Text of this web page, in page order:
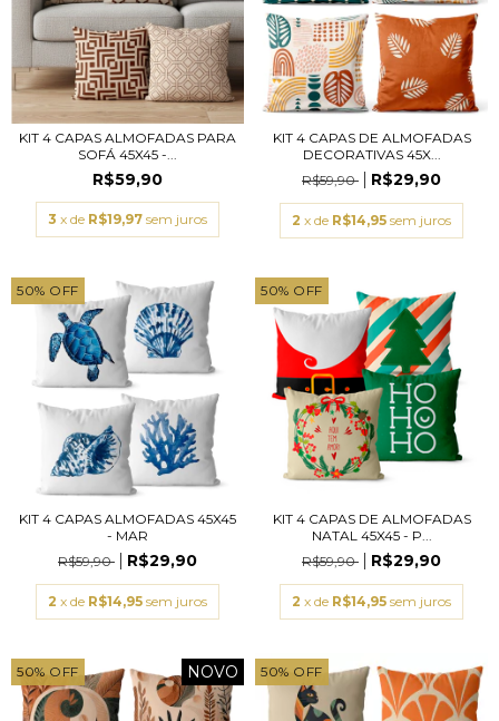
KIT 4 CAPAS ALMOFADAS PARA
SOFÁ 45X45 -...
R$59,90
3 x de R$19,97 sem juros
KIT 4 CAPAS DE ALMOFADAS
DECORATIVAS 45X...
R$59,90
R$29,90
2 x de R$14,95 sem juros
50% OFF
KIT 4 CAPAS ALMOFADAS 45X45
- MAR
R$59,90
R$29,90
2 x de R$14,95 sem juros
50% OFF
KIT 4 CAPAS DE ALMOFADAS
NATAL 45X45 - P...
R$59,90
R$29,90
2 x de R$14,95 sem juros
50% OFF NOVO 50% OFF